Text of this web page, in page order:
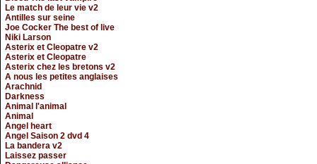
Le match de leur vie v2
Antilles sur seine
Joe Cocker The best of live
Niki Larson
Asterix et Cleopatre v2
Asterix et Cleopatre
Asterix chez les bretons v2
A nous les petites anglaises
Arachnid
Darkness
Animal l'animal
Animal
Angel heart
Angel Saison 2 dvd 4
La bandera v2
Laissez passer